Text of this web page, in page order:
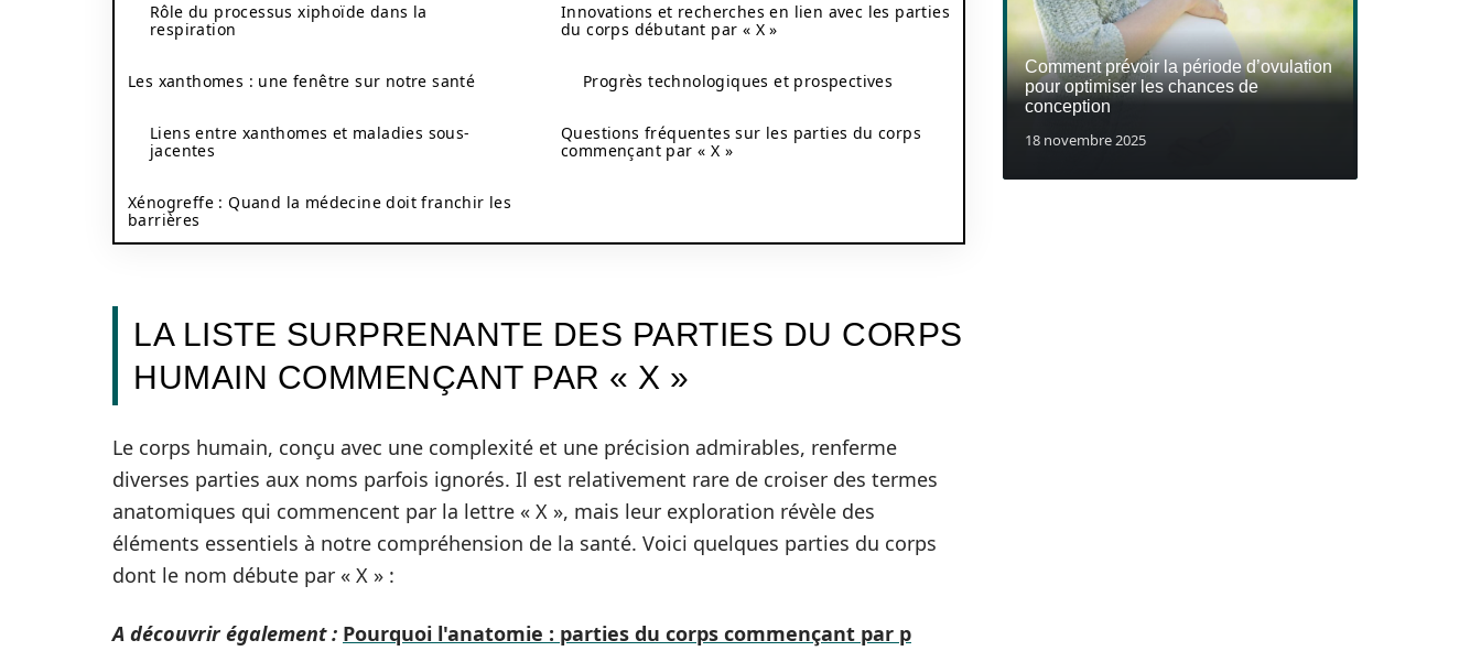
Rôle du processus xiphoïde dans la
respiration
Les xanthomes : une fenêtre sur notre santé
Liens entre xanthomes et maladies sous-
jacentes
Xénogreffe : Quand la médecine doit franchir les
barrières
Innovations et recherches en lien avec les parties
du corps débutant par « X »
Progrès technologiques et prospectives
Questions fréquentes sur les parties du corps
commençant par « X »
LA LISTE SURPRENANTE DES PARTIES DU CORPS
HUMAIN COMMENÇANT PAR « X »
Le corps humain, conçu avec une complexité et une précision admirables, renferme
diverses parties aux noms parfois ignorés. Il est relativement rare de croiser des termes
anatomiques qui commencent par la lettre « X », mais leur exploration révèle des
éléments essentiels à notre compréhension de la santé. Voici quelques parties du corps
dont le nom débute par « X » :
A découvrir également : Pourquoi l'anatomie : parties du corps commençant par p
Comment prévoir la période d’ovulation
pour optimiser les chances de
conception
18 novembre 2025